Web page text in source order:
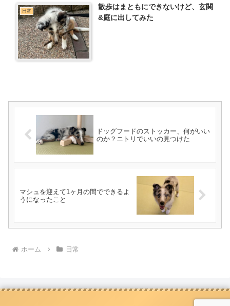
日常
散歩はまともにできないけど、玄関
&庭に出してみた
ドッグフードのストッカー、何がいい
のか？ニトリでいいの見つけた
マシュを迎えて1ヶ月の間でできるよ
うになったこと
ホーム 日常